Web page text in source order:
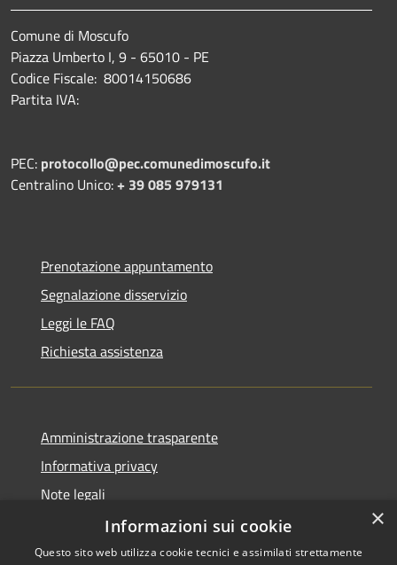
Comune di Moscufo
Piazza Umberto I, 9 - 65010 - PE
Codice Fiscale: 80014150686
Partita IVA:
PEC: protocollo@pec.comunedimoscufo.it
Centralino Unico:+ 39 085 979131
Prenotazione appuntamento
Segnalazione disservizio
Leggi le FAQ
Richiesta assistenza
Amministrazione trasparente
Informativa privacy
Note legali
Dichiarazione di accessibilità
×
Informazioni sui cookie
Questo sito web utilizza cookie tecnici e assimilati strettamente